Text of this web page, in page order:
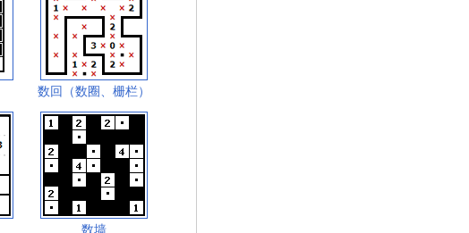
数回（数圈、栅栏）
数墙